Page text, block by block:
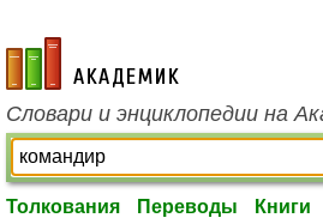
academic.ru
Словари и энциклопедии на
Толкования Переводы Книги